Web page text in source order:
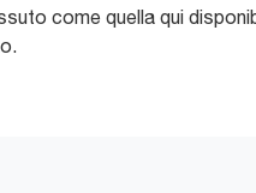
come quella qui